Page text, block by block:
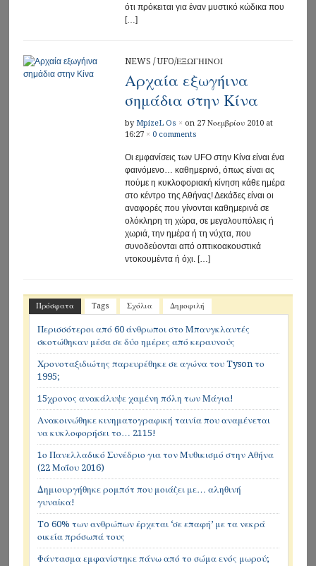
ότι πρόκειται για έναν μυστικό κώδικα που
[…]
NEWS /UFO/ΕΞΩΓΗΙΝΟΙ
Αρχαία εξωγήινα
σημάδια στην Κίνα
by MpizeL Os × on 27 Νοεμβρίου 2010 at
16:27 × 0 comments
Οι εμφανίσεις των UFO στην Κίνα είναι ένα
φαινόμενο… καθημερινό, όπως είναι ας
πούμε η κυκλοφοριακή κίνηση κάθε ημέρα
στο κέντρο της Αθήνας! Δεκάδες είναι οι
αναφορές που γίνονται καθημερινά σε
ολόκληρη τη χώρα, σε μεγαλουπόλεις ή
χωριά, την ημέρα ή τη νύχτα, που
συνοδεύονται από οπτικοακουστικά
ντοκουμέντα ή όχι. […]
Πρόσφατα Tags Σχόλια Δημοφιλή
Περισσότεροι από 60 άνθρωποι στο Μπανγκλαντές
σκοτώθηκαν μέσα σε δύο ημέρες από κεραυνούς
Χρονοταξιδιώτης παρευρέθηκε σε αγώνα του Tyson το
1995;
15χρονος ανακάλυψε χαμένη πόλη των Μάγια!
Ανακοινώθηκε κινηματογραφική ταινία που αναμένεται
να κυκλοφορήσει το… 2115!
1ο Πανελλαδικό Συνέδριο για τον Μυθικισμό στην Αθήνα
(22 Μαΐου 2016)
Δημιουργήθηκε ρομπότ που μοιάζει με… αληθινή
γυναίκα!
To 60% των ανθρώπων έρχεται ‘σε επαφή’ με τα νεκρά
οικεία πρόσωπά τους
Φάντασμα εμφανίστηκε πάνω από το σώμα ενός μωρού;